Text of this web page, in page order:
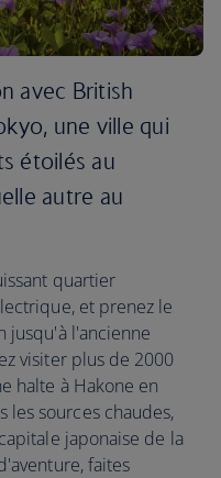
avec British
une ville qui
étoilés au
autre au
quartier
et prenez le
jusqu'à l'ancienne
visiter plus de 2000
halte à Hakone en
les sources chaudes,
japonaise de la
faites